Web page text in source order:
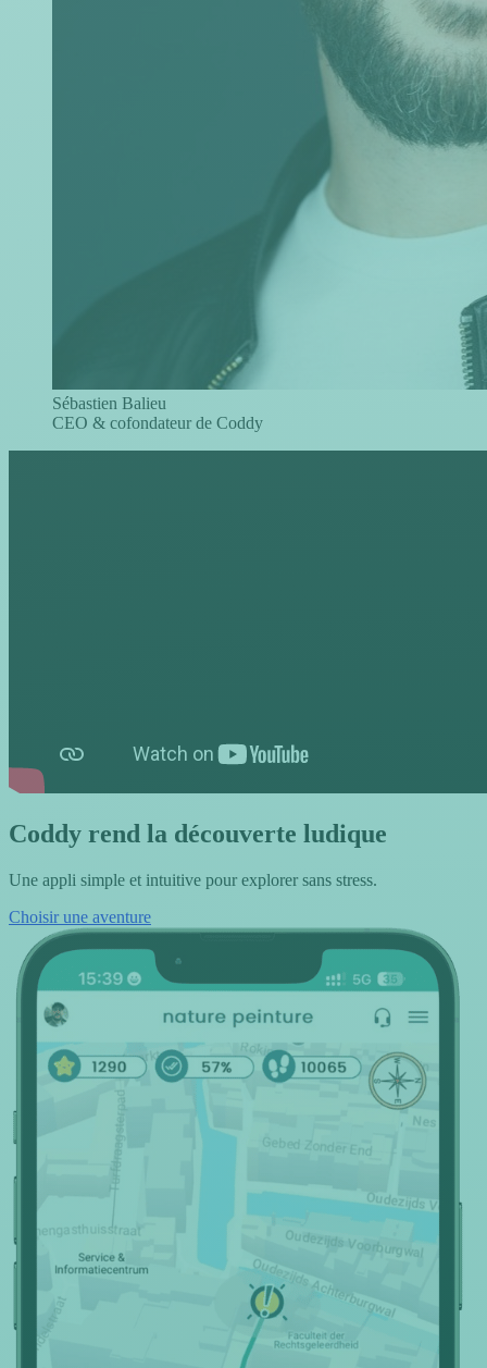
Sébastien Balieu
CEO & cofondateur de Coddy
Coddy rend la découverte ludique
Une appli simple et intuitive pour explorer sans stress.
Choisir une aventure